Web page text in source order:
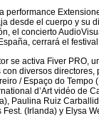
performance
desde el cuerpo y su
el concierto
cerrará el
se activa Fiver PRO,
diversos directores,
/ Espaço do Tempo
d’Art vidéo de
Paulina Ruiz
(Irlanda) y Elysa